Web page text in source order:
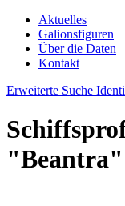
Aktuelles
Galionsfiguren
Über die Daten
Kontakt
Erweiterte Suche
"Beantra"